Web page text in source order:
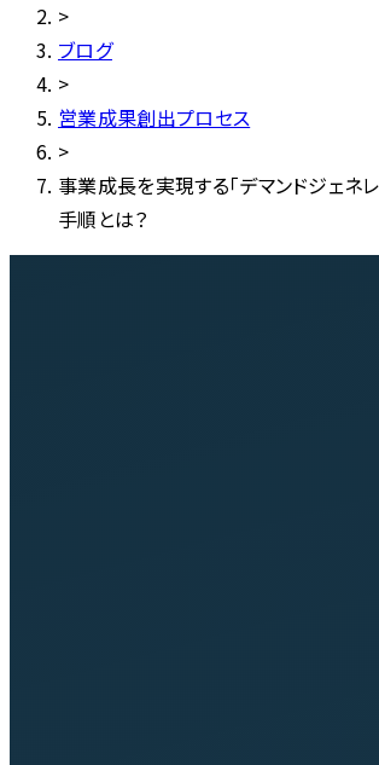
>
ブログ
>
営業成果創出プロセス
>
事業成長を実現する「デマンドジェネレ
手順とは？